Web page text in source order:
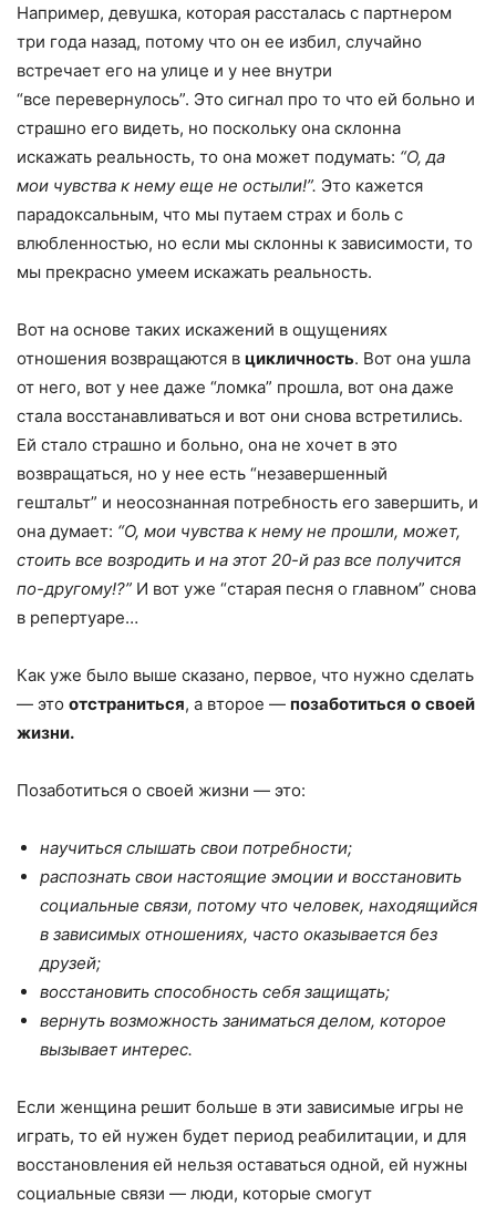
Например, девушка, которая рассталась с партнером
три года назад, потому что он ее избил, случайно
встречает его на улице и у нее внутри
“все перевернулось”. Это сигнал про то что ей больно и
страшно его видеть, но поскольку она склонна
искажать реальность, то она может подумать: “О, да
мои чувства к нему еще не остыли!”. Это кажется
парадоксальным, что мы путаем страх и боль с
влюбленностью, но если мы склонны к зависимости, то
мы прекрасно умеем искажать реальность.
Вот на основе таких искажений в ощущениях
отношения возвращаются в цикличность. Вот она ушла
от него, вот у нее даже “ломка” прошла, вот она даже
стала восстанавливаться и вот они снова встретились.
Ей стало страшно и больно, она не хочет в это
возвращаться, но у нее есть “незавершенный
гештальт” и неосознанная потребность его завершить, и
она думает: “О, мои чувства к нему не прошли, может,
стоить все возродить и на этот 20-й раз все получится
по-другому!?” И вот уже “старая песня о главном” снова
в репертуаре…
Как уже было выше сказано, первое, что нужно сделать
— это отстраниться, а второе — позаботиться о своей
жизни.
Позаботиться о своей жизни — это:
научиться слышать свои потребности;
распознать свои настоящие эмоции и восстановить
социальные связи, потому что человек, находящийся
в зависимых отношениях, часто оказывается без
друзей;
восстановить способность себя защищать;
вернуть возможность заниматься делом, которое
вызывает интерес.
Если женщина решит больше в эти зависимые игры не
играть, то ей нужен будет период реабилитации, и для
восстановления ей нельзя оставаться одной, ей нужны
социальные связи — люди, которые смогут